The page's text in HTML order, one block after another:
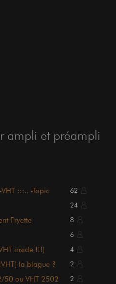
ampli et préampli
:::.. -Topic
62
24
Fryette
8
6
inside !!!) 4
la blague ? 2
50 ou VHT 2502
2